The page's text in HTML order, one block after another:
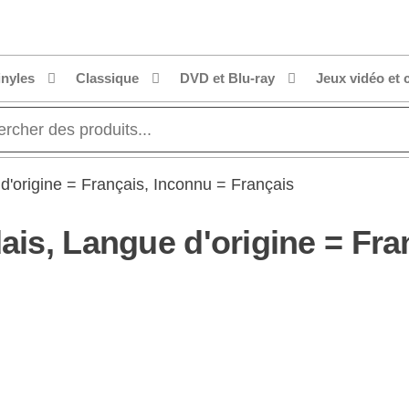
Classique DVD et Blu-ray Jeux vidéo et
= Français, Inconnu = Français
Langue d'origine =